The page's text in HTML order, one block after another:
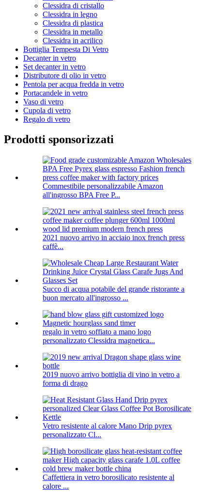
Clessidra di cristallo
Clessidra in legno
Clessidra di plastica
Clessidra in metallo
Clessidra in acrilico
Bottiglia Tempesta Di Vetro
Decanter in vetro
Set decanter in vetro
Distributore di olio in vetro
Pentola per acqua fredda in vetro
Portacandele in vetro
Vaso di vetro
Cupola di vetro
Regalo di vetro
Prodotti sponsorizzati
Commestibile personalizzabile Amazon
all'ingrosso BPA Free P...
2021 nuovo arrivo in acciaio inox french press
caffè...
Succo di acqua potabile del grande ristorante a
buon mercato all'ingrosso ...
regalo in vetro soffiato a mano logo
personalizzato Clessidra magnetica...
2019 nuovo arrivo bottiglia di vino in vetro a
forma di drago
Vetro resistente al calore Mano Drip pyrex
personalizzato Cl...
Caffettiera in vetro borosilicato resistente al
calore ...